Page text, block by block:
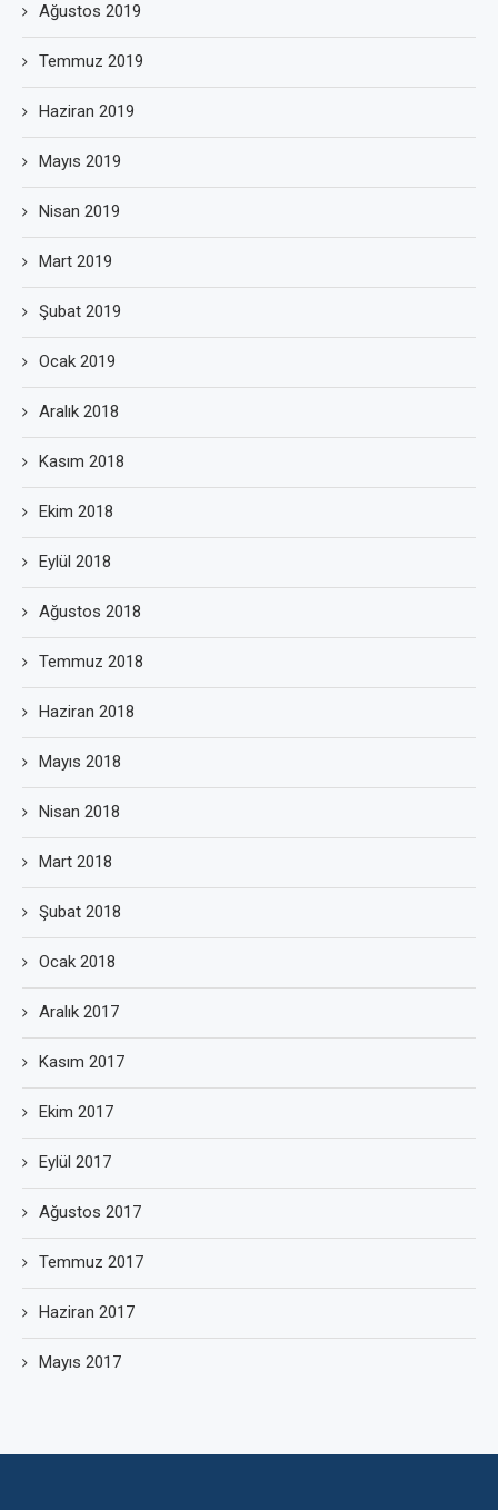
Ağustos 2019
Temmuz 2019
Haziran 2019
Mayıs 2019
Nisan 2019
Mart 2019
Şubat 2019
Ocak 2019
Aralık 2018
Kasım 2018
Ekim 2018
Eylül 2018
Ağustos 2018
Temmuz 2018
Haziran 2018
Mayıs 2018
Nisan 2018
Mart 2018
Şubat 2018
Ocak 2018
Aralık 2017
Kasım 2017
Ekim 2017
Eylül 2017
Ağustos 2017
Temmuz 2017
Haziran 2017
Mayıs 2017